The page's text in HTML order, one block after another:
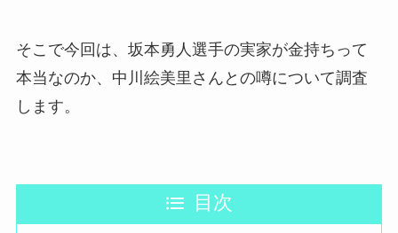
そこで今回は、坂本勇人選手の実家が金持ちって
本当なのか、中川絵美里さんとの噂について調査
します。
目次